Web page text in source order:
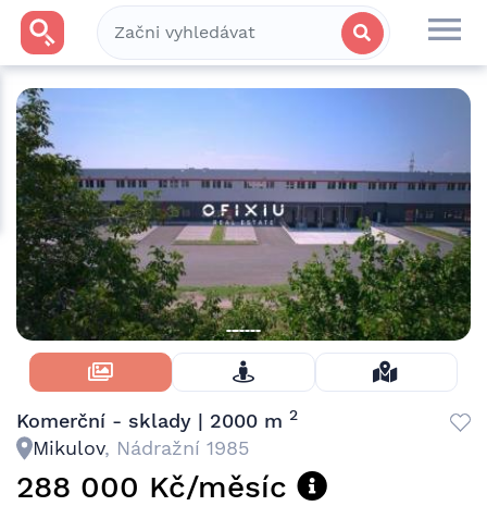
Skrýt Fotky
Komerční - sklady | 2000 m 2
Mikulov, Nádražní 1985
288 000 Kč/měsíc